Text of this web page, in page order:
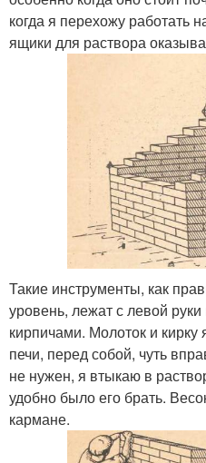
когда я перехожу работать
ящики для раствора
Такие инструменты, как
уровень, лежат с левой
кирпичами. Молоток и кирку
печи, перед собой, чуть
не нужен, я втыкаю в
удобно было его брать.
кармане.